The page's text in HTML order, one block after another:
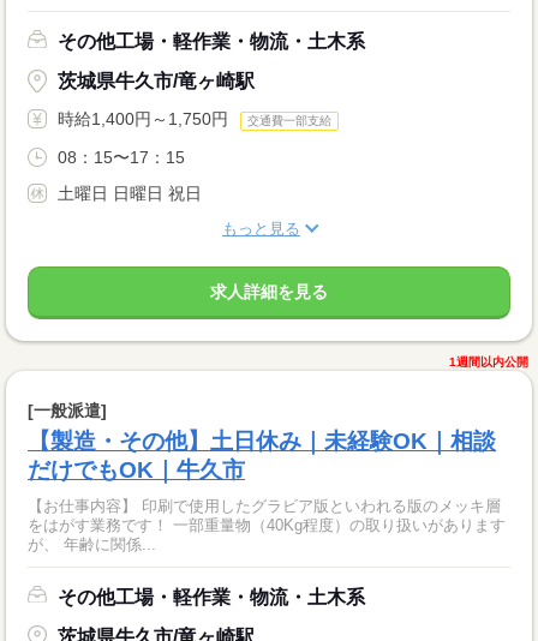
その他工場・軽作業・物流・土木系
茨城県牛久市/竜ヶ崎駅
時給1,400円～1,750円 交通費一部支給
08：15〜17：15
土曜日 日曜日 祝日
もっと見る
求人詳細を見る
1週間以内公開
[一般派遣]
【製造・その他】土日休み｜未経験OK｜相談
だけでもOK｜牛久市
【お仕事内容】 印刷で使用したグラビア版といわれる版のメッキ層
をはがす業務です！ 一部重量物（40Kg程度）の取り扱いがあります
が、 年齢に関係...
その他工場・軽作業・物流・土木系
茨城県牛久市/竜ヶ崎駅